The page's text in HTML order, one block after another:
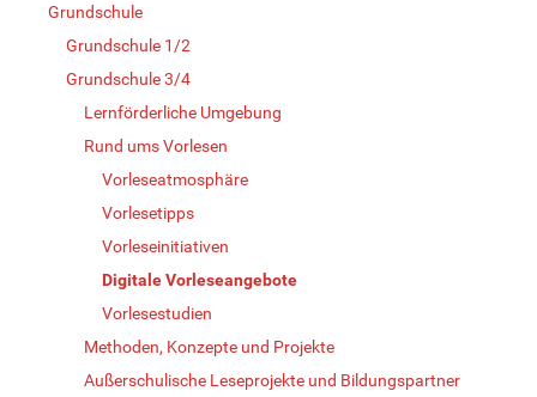
Grundschule
Grundschule 1/2
Grundschule 3/4
Lernförderliche Umgebung
Rund ums Vorlesen
Vorleseatmosphäre
Vorlesetipps
Vorleseinitiativen
Digitale Vorleseangebote
Vorlesestudien
Methoden, Konzepte und Projekte
Außerschulische Leseprojekte und Bildungspartner